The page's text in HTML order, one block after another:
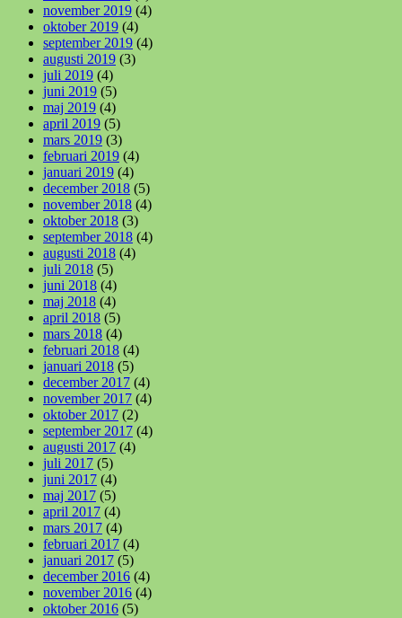
november 2019 (4)
oktober 2019 (4)
september 2019 (4)
augusti 2019 (3)
juli 2019 (4)
juni 2019 (5)
maj 2019 (4)
april 2019 (5)
mars 2019 (3)
februari 2019 (4)
januari 2019 (4)
december 2018 (5)
november 2018 (4)
oktober 2018 (3)
september 2018 (4)
augusti 2018 (4)
juli 2018 (5)
juni 2018 (4)
maj 2018 (4)
april 2018 (5)
mars 2018 (4)
februari 2018 (4)
januari 2018 (5)
december 2017 (4)
november 2017 (4)
oktober 2017 (2)
september 2017 (4)
augusti 2017 (4)
juli 2017 (5)
juni 2017 (4)
maj 2017 (5)
april 2017 (4)
mars 2017 (4)
februari 2017 (4)
januari 2017 (5)
december 2016 (4)
november 2016 (4)
oktober 2016 (5)